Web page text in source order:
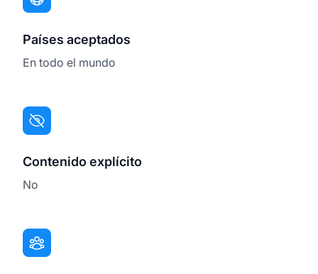
Países aceptados
En todo el mundo
Contenido explícito
No